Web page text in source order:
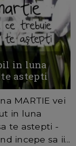
in luna
astepti
MARTIE vei
in luna
te astepti -
incepe sa ii...